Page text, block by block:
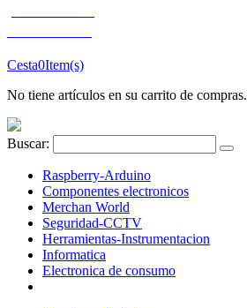
Cesta0Item(s)
No tiene artículos en su carrito de compras.
Buscar:
Raspberry-Arduino
Componentes electronicos
Merchan World
Seguridad-CCTV
Herramientas-Instrumentacion
Informatica
Electronica de consumo